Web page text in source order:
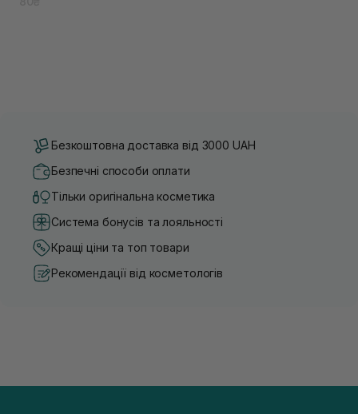
Безкоштовна доставка від 3000 UAH
Безпечні способи оплати
Тільки оригінальна косметика
Система бонусів та лояльності
Кращі ціни та топ товари
Рекомендації від косметологів